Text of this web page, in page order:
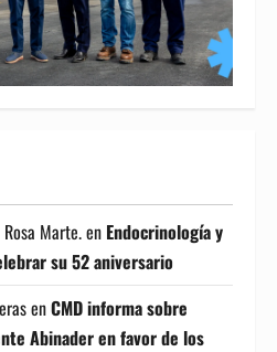
Marte.en Endocrinología y
su 52 aniversario
enCMD informa sobre
Abinader en favor de los